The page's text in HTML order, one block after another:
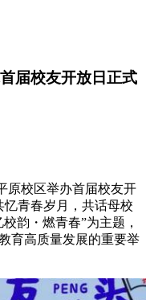
届校友开放日正式
原校区举办首届校友开
忆青春岁月，共话母校
韵・燃青春”为主题，
育高质量发展的重要举